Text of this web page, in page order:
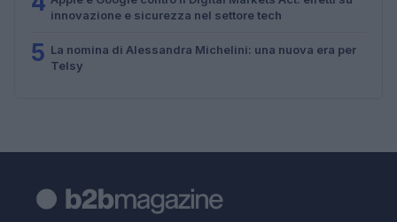
innovazione e sicurezza nel settore tech
5 La nomina di Alessandra Michelini: una nuova era per
Telsy